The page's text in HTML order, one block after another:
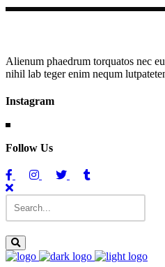
Alienum phaedrum torquatos nec
nihil lab teger enim nequm
Instagram
Follow Us